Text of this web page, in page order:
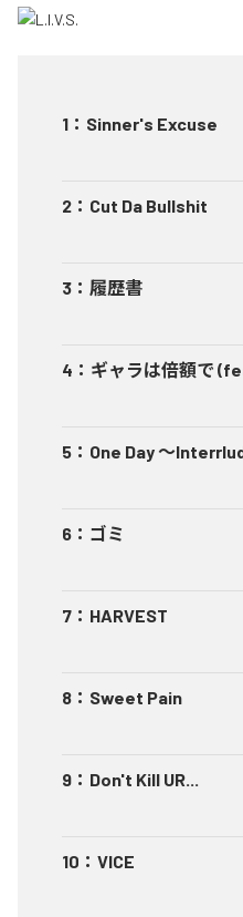
1 ： Sinner's Excuse
2 ： Cut Da Bullshit
3 ： 履歴書
4 ： ギャラは倍額で
5 ： One Day ～
6 ： ゴミ
7 ： HARVEST
8 ： Sweet Pain
9 ： Don't Kill UR...
10 ： VICE